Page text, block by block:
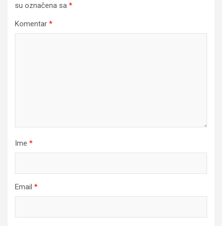
su označena sa *
Komentar *
Ime *
Email *